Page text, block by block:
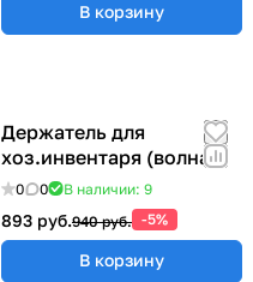
В корзину
Держатель для
хоз.инвентаря (волна)
0 0 В наличии: 9
893 руб.940 руб. -5%
В корзину